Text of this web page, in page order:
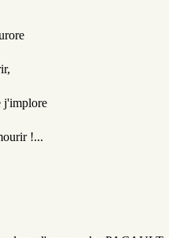
j'implore
!...